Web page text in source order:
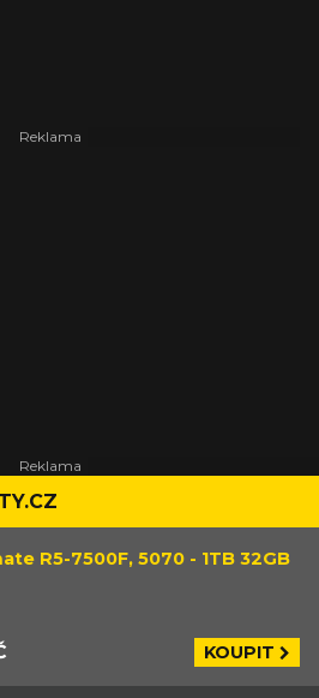
R5-7500F, 5070 - 1TB 32GB
KOUPIT